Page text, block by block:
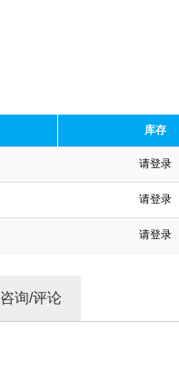
库存
请登录
请登录
请登录
咨询/评论